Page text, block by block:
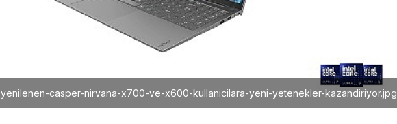
yenilenen-casper-nirvana-x700-ve-x600-kullanicilara-yeni-yetenekler-kazandiriyor.jpg